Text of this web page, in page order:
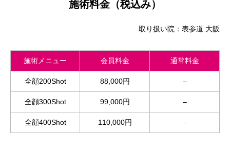
施術料金（税込み）
取り扱い院：表参道 大阪
施術メニュー 会員料金 通常料金
全顔200Shot 88,000円 –
全顔300Shot 99,000円 –
全顔400Shot 110,000円 –